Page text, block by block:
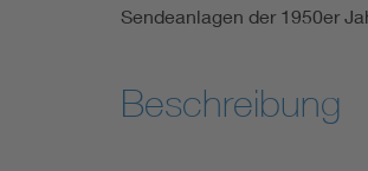
Sendeanlagen der 1950er
Beschreibung